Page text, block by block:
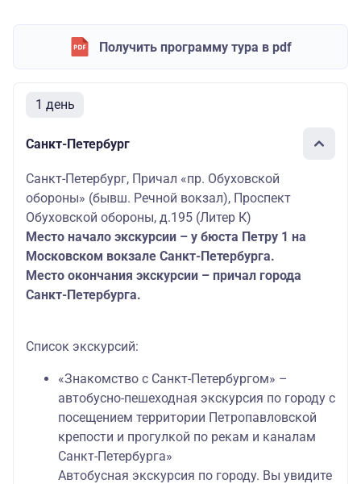
Получить программу тура в pdf
1 день
Санкт-Петербург
Санкт-Петербург, Причал «пр. Обуховской
обороны» (бывш. Речной вокзал), Проспект
Обуховской обороны, д.195 (Литер К)
Место начало экскурсии – у бюста Петру 1 на
Московском вокзале Санкт-Петербурга.
Место окончания экскурсии – причал города
Санкт-Петербурга.
Список экскурсий:
«Знакомство с Санкт-Петербургом» –
автобусно-пешеходная экскурсия по городу с
посещением территории Петропавловской
крепости и прогулкой по рекам и каналам
Санкт-Петербурга»
Автобусная экскурсия по городу. Вы увидите